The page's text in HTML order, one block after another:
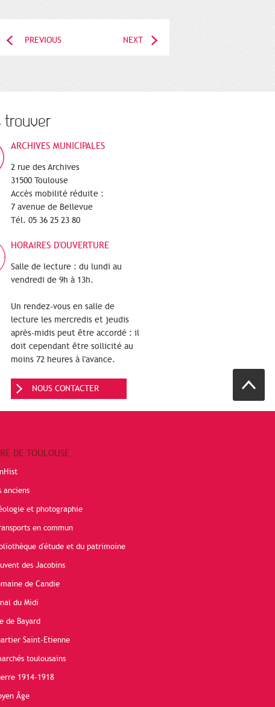
PREVIOUS NEXT
trouver
ARCHIVES MUNICIPALES
2 rue des Archives
31500 Toulouse
Accès mobilité réduite :
7 avenue de Bellevue
Tél. 05 36 25 23 80
HORAIRES D'OUVERTURE
Salle de lecture : du lundi au
vendredi de 9h à 13h.
Un rendez-vous en salle de
lecture les mercredis et jeudis
après-midis peut être accordé : il
doit cependant être sollicité au
moins 72 heures à l'avance.
NOUS CONTACTER
DE TOULOUSE
anciens
et photographie
en commun
d'étude et du patrimoine
des Jacobins
de Candie
du Midi
de Bayard
Saint-Etienne
toulousains
1914-1918
Âge